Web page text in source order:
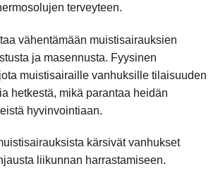
terveyteen.
vähentämään muistisairauksien
ja masennusta. Fyysinen
muistisairaille vanhuksille tilaisuuden
hetkestä, mikä parantaa heidän
hyvinvointiaan.
kärsivät vanhukset
liikunnan harrastamiseen.